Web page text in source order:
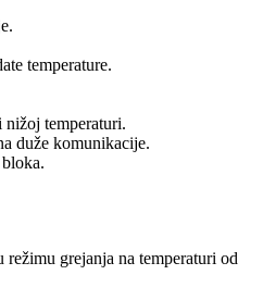
temperature.
nižoj temperaturi.
duže komunikacije.
grejanja na temperaturi od